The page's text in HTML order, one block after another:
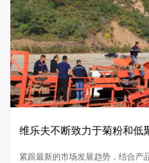
紧跟最新的市场发展趋势，结合产